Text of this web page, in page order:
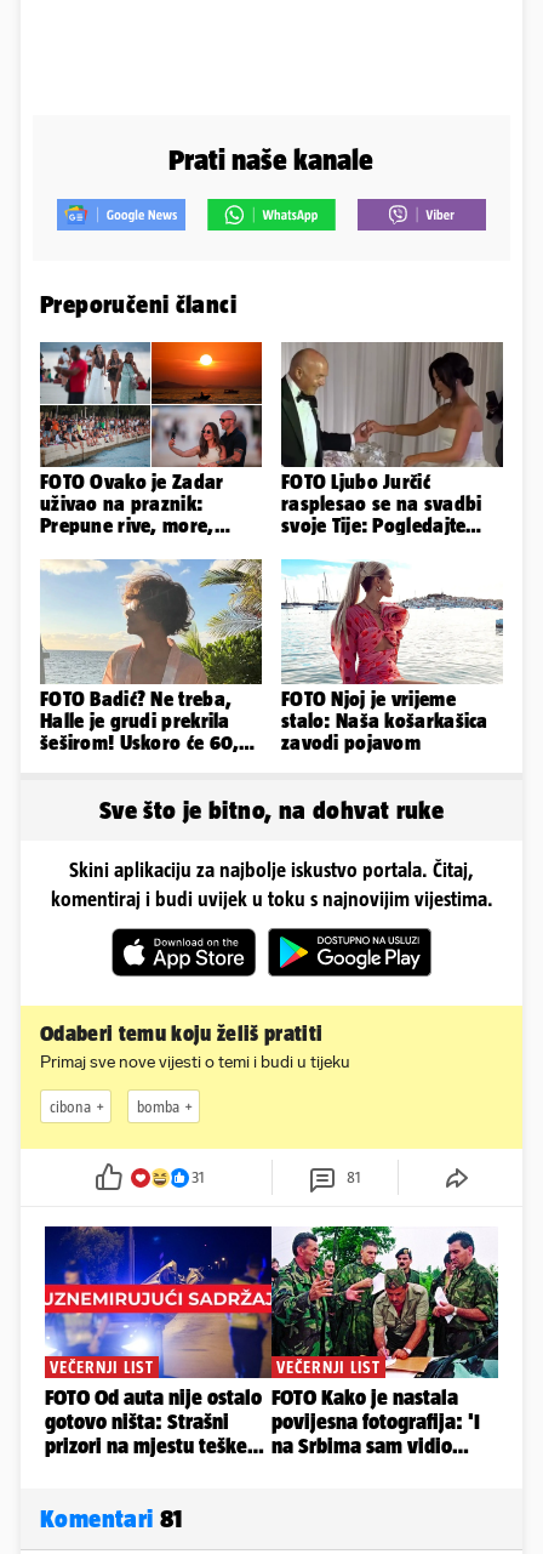
Prati naše kanale
Preporučeni članci
FOTO Ovako je Zadar
uživao na praznik:
Prepune rive, more,
sunca
FOTO Ljubo Jurčić
rasplesao se na svadbi
svoje Tije: Pogledajte
vjenčanje...
FOTO Badić? Ne treba,
Halle je grudi prekrila
šeširom! Uskoro će 60,
FOTO Njoj je vrijeme
stalo: Naša košarkašica
zavodi pojavom
Sve što je bitno, na dohvat ruke
Skini aplikaciju za najbolje iskustvo portala. Čitaj,
komentiraj i budi uvijek u toku s najnovijim vijestima.
Odaberi temu koju želiš pratiti
Primaj sve nove vijesti o temi i budi u tijeku
cibona bomba
31 81
Komentari 81